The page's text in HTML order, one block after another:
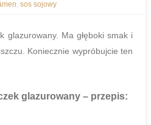
, sos sojowy
glazurowany. Ma głęboki smak i
Koniecznie wypróbujcie ten
glazurowany – przepis: